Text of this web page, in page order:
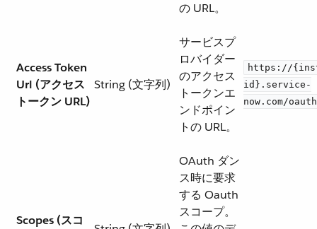
の URL。
Access Token
Url (アクセス
トークン URL)
String (文字列)
サービスプ
ロバイダー
のアクセス
トークンエ
ンドポイン
トの URL。
https://
id}.service-
now.com/
Scopes (スコ
OAuth ダン
ス時に要求
する Oauth
スコープ。